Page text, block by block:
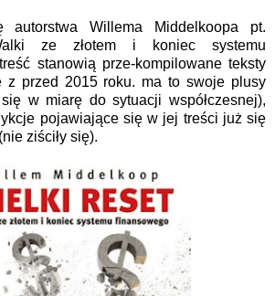
autorstwa Willema Middelkoopa pt.
ze złotem i koniec systemu
stanowią prze-kompilowane teksty
z przed 2015 roku. ma to swoje plusy
w miarę do sytuacji współczesnej),
pojawiające się w jej treści już się
ziściły się).